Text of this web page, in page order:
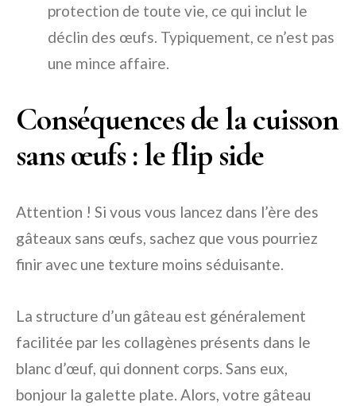
protection de toute vie, ce qui inclut le
déclin des œufs. Typiquement, ce n’est pas
une mince affaire.
Conséquences de la cuisson
sans œufs : le flip side
Attention ! Si vous vous lancez dans l’ère des
gâteaux sans œufs, sachez que vous pourriez
finir avec une texture moins séduisante.
La structure d’un gâteau est généralement
facilitée par les collagènes présents dans le
blanc d’œuf, qui donnent corps. Sans eux,
bonjour la galette plate. Alors, votre gâteau